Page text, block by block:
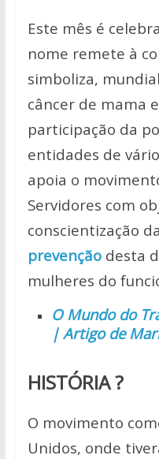
p k
Este mês é
nome remete à
simboliza,
câncer de mama
participação da
entidades de
apoia o
Servidores com
conscientização da
prevençãodesta
mulheres do
O Mundo do
| Artigo de
HISTÓRIA ?
O movimento
Unidos, onde